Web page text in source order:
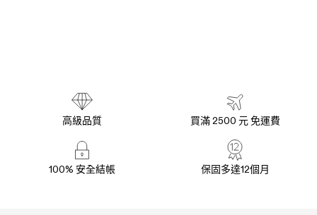
高級品質 買滿 2500 元 免運費
100% 安全結帳 保固多達12個月